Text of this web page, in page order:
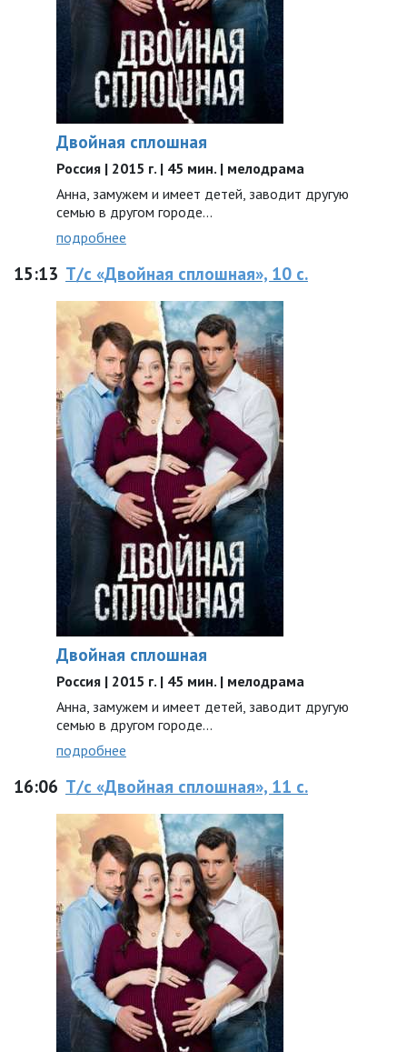
Двойная сплошная
Россия | 2015 г. | 45 мин. | мелодрама
Анна, замужем и имеет детей, заводит другую
семью в другом городе...
подробнее
15:13 Т/с «Двойная сплошная», 10 с.
Двойная сплошная
Россия | 2015 г. | 45 мин. | мелодрама
Анна, замужем и имеет детей, заводит другую
семью в другом городе...
подробнее
16:06 Т/с «Двойная сплошная», 11 с.